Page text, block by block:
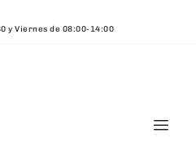
y Viernes de 08:00-14:00